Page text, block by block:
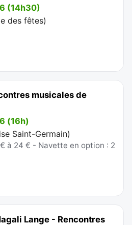
(14h30)
des fêtes)
musicales de
(16h)
Saint-Germain)
à 24 € - Navette en option : 2
Lange - Rencontres